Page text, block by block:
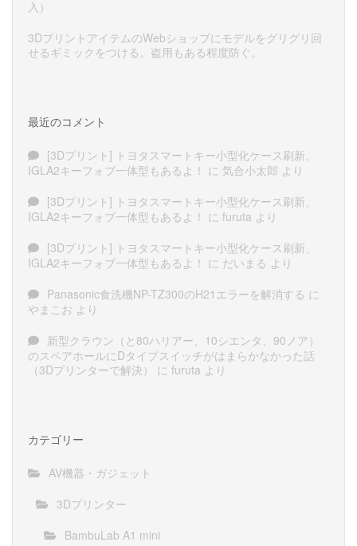
入）
3DプリントアイテムのWebショップにモデルをグリグリ回
せるギミックをつける。盗用もある程度防ぐ。
最近のコメント
[3Dプリント] トヨタスマートキー小型化ケース刷新、
IGLA2キーフォブ一体型もあるよ！ に 気合小太郎 より
[3Dプリント] トヨタスマートキー小型化ケース刷新、
IGLA2キーフォブ一体型もあるよ！ に furuta より
[3Dプリント] トヨタスマートキー小型化ケース刷新、
IGLA2キーフォブ一体型もあるよ！ に だいまる より
Panasonic食洗機NP-TZ300のH21エラーを解消する に
やまこお より
新型クラウン（と80ハリアー、10シエンタ、90ノア）
のスペアホールにDタイプスイッチがはまらかなかった話
（3Dプリンターで解決）
に furuta より
カテゴリー
AV機器・ガジェット
3Dプリンター
BambuLab A1 mini